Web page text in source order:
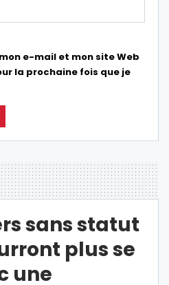
e-mail et mon site Web
la prochaine fois que je
sans statut
plus se
une